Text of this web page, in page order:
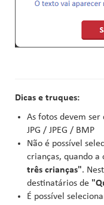
Dicas e truques:
As fotos devem ser
JPG / JPEG / BMP
Não é possível
crianças, quando a
três crianças".
destinatários de
É possível